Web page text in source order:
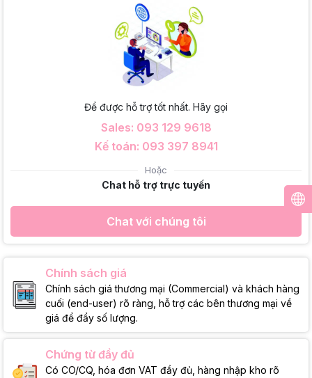
Để được hỗ trợ tốt nhất. Hãy gọi
Sales: 093 129 9618
Kế toán: 093 397 8941
Hoặc
Chat hỗ trợ trực tuyến
Chat với chúng tôi
Chính sách giá
Chính sách giá thương mại (Commercial) và khách hàng
cuối (end-user) rõ ràng, hỗ trợ các bên thương mại về
giá để đẩy số lượng.
Chứng từ đầy đủ
Có CO/CQ, hóa đơn VAT đầy đủ, hàng nhập kho rõ